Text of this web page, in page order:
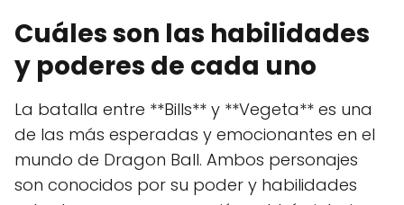
Cuáles son las habilidades
y poderes de cada uno
La batalla entre **Bills** y **Vegeta** es una
de las más esperadas y emocionantes en el
mundo de Dragon Ball. Ambos personajes
son conocidos por su poder y habilidades